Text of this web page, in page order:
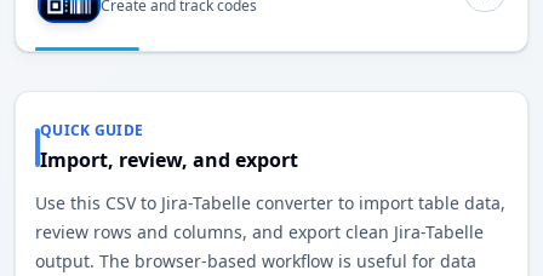
Create and track codes
QUICK GUIDE
Import, review, and export
Use this CSV to Jira-Tabelle converter to import table data,
review rows and columns, and export clean Jira-Tabelle
output. The browser-based workflow is useful for data